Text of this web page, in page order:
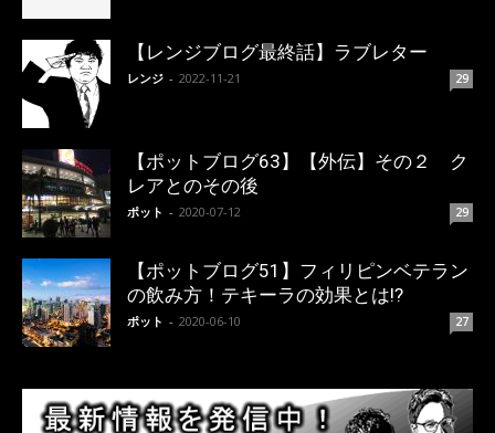
【レンジブログ最終話】ラブレター
レンジ - 2022-11-21 29
【ポットブログ63】【外伝】その２ ク
レアとのその後
ポット - 2020-07-12 29
【ポットブログ51】フィリピンベテラン
の飲み方！テキーラの効果とは!?
ポット - 2020-06-10 27